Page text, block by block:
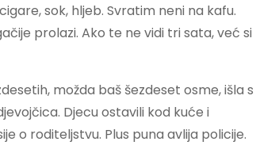
sok, hljeb. Svratim neni na kafu.
prolazi. Ako te ne vidi tri sata, već si
možda baš šezdeset osme, išla s
Djecu ostavili kod kuće i
o roditeljstvu. Plus puna avlija policije.